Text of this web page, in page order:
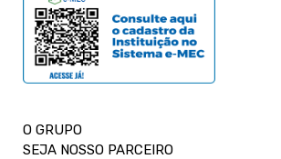
O GRUPO
SEJA NOSSO PARCEIRO